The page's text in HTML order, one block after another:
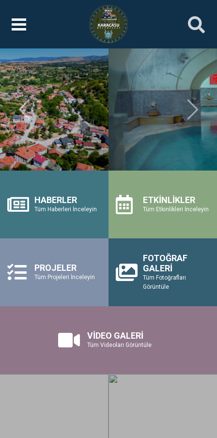
Önceki Sonraki
HABERLER
Tüm Haberleri İnceleyin
ETKİNLİKLER
Tüm Etkinlikleri İnceleyin
PROJELER
Tüm Projeleri İnceleyin
FOTOĞRAF
GALERİ
Tüm Fotoğrafları
Görüntüle
VİDEO GALERİ
Tüm Videoları Görüntüle